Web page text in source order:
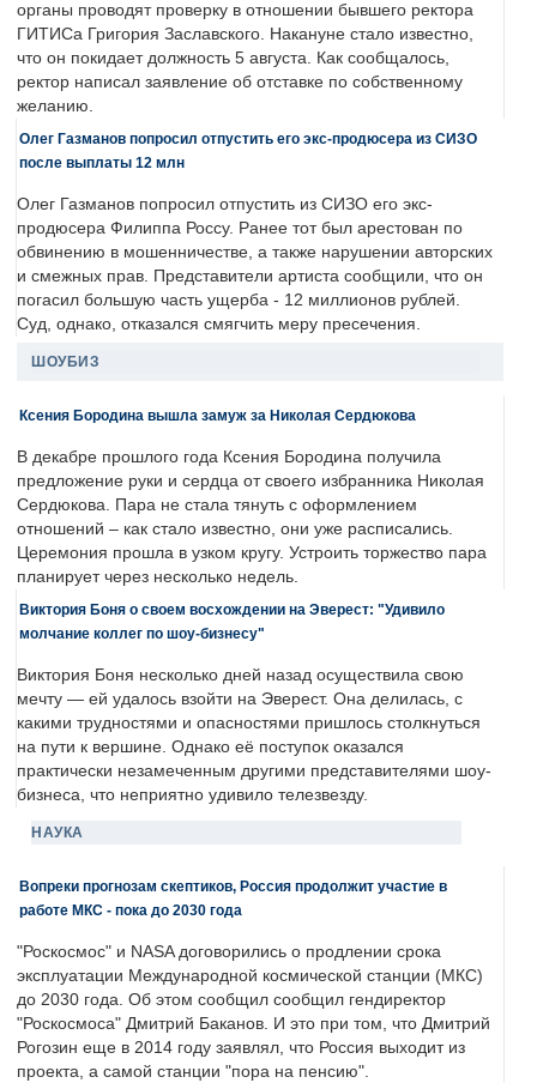
органы проводят проверку в отношении бывшего ректора
ГИТИСа Григория Заславского. Накануне стало известно,
что он покидает должность 5 августа. Как сообщалось,
ректор написал заявление об отставке по собственному
желанию.
Олег Газманов попросил отпустить его экс-продюсера из СИЗО
после выплаты 12 млн
Олег Газманов попросил отпустить из СИЗО его экс-
продюсера Филиппа Россу. Ранее тот был арестован по
обвинению в мошенничестве, а также нарушении авторских
и смежных прав. Представители артиста сообщили, что он
погасил большую часть ущерба - 12 миллионов рублей.
Суд, однако, отказался смягчить меру пресечения.
ШОУБИЗ
Ксения Бородина вышла замуж за Николая Сердюкова
В декабре прошлого года Ксения Бородина получила
предложение руки и сердца от своего избранника Николая
Сердюкова. Пара не стала тянуть с оформлением
отношений – как стало известно, они уже расписались.
Церемония прошла в узком кругу. Устроить торжество пара
планирует через несколько недель.
Виктория Боня о своем восхождении на Эверест: "Удивило
молчание коллег по шоу-бизнесу"
Виктория Боня несколько дней назад осуществила свою
мечту — ей удалось взойти на Эверест. Она делилась, с
какими трудностями и опасностями пришлось столкнуться
на пути к вершине. Однако её поступок оказался
практически незамеченным другими представителями шоу-
бизнеса, что неприятно удивило телезвезду.
НАУКА
Вопреки прогнозам скептиков, Россия продолжит участие в
работе МКС - пока до 2030 года
"Роскосмос" и NASA договорились о продлении срока
эксплуатации Международной космической станции (МКС)
до 2030 года. Об этом сообщил сообщил гендиректор
"Роскосмоса" Дмитрий Баканов. И это при том, что Дмитрий
Рогозин еще в 2014 году заявлял, что Россия выходит из
проекта, а самой станции "пора на пенсию".